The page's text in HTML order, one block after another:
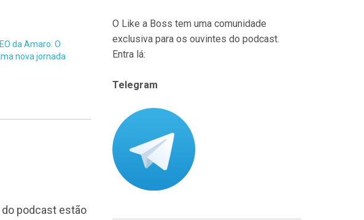
da Amaro. O
nova jornada
do podcast estão
O Like a Boss tem uma comunidade
exclusiva para os ouvintes do podcast.
Entra lá:
Telegram